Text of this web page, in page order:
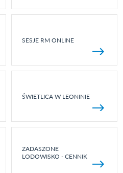
SESJE RM ONLINE
ŚWIETLICA W LEONINIE
ZADASZONE
LODOWISKO - CENNIK